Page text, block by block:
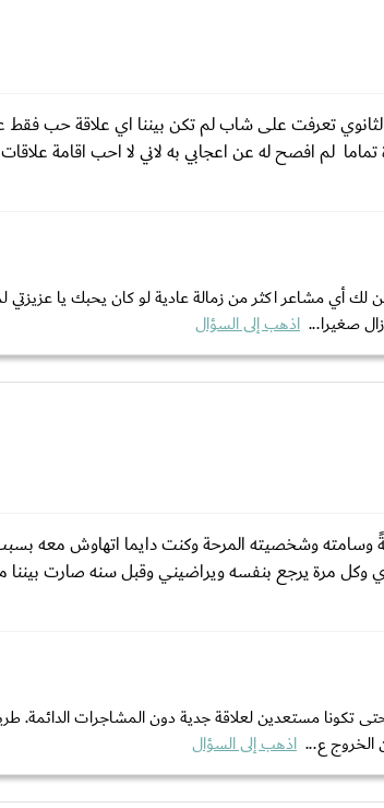
تعرفت على شاب لم تكن بيننا اي علاقة حب
تماما لم افصح له عن اعجابي به لاني لا احب اقامة
لك أي مشاعر اكثر من زمالة عادية لو كان يحبك يا
صغيرا... اذهب إلى السؤال
فيه بدايةً وسامته وشخصيته المرحة وكنت دايما اتهاوش
وكل مرة يرجع بنفسه ويراضيني وقبل سنه صارت بيننا
تكونا مستعدين لعلاقة جدية دون المشاجرات الدائمة.
الخروج ع... اذهب إلى السؤال